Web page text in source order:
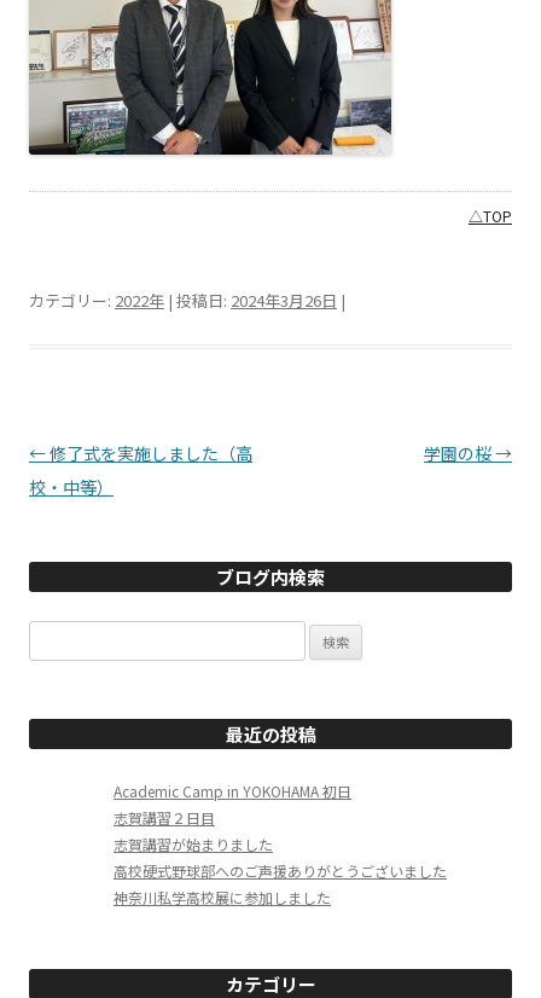
△TOP
カテゴリー: 2022年 | 投稿日: 2024年3月26日 |
投稿ナビゲーション
←修了式を実施しました（高
校・中等）
学園の桜→
ブログ内検索
索:
最近の投稿
Academic Camp in YOKOHAMA 初日
志賀講習２日目
志賀講習が始まりました
高校硬式野球部へのご声援ありがとうございました
神奈川私学高校展に参加しました
カテゴリー